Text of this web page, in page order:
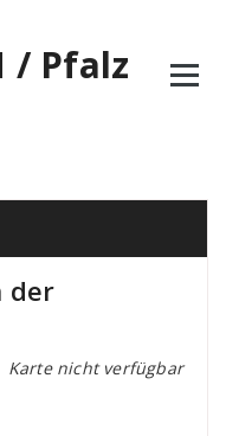
/ Pfalz
der
Karte nicht verfügbar